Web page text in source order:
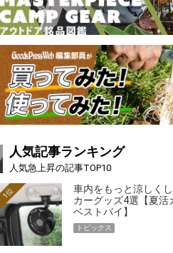
人気記事ランキング
人気急上昇の記事TOP10
車内をもっと涼しく
カーグッズ4選【夏活
ベストバイ】
1位
トピックス